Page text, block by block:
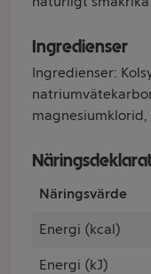
Ingredienser
Ingredienser:
Näringsvärde
Energi (kcal)
Energi (kJ)